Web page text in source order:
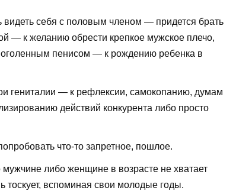
себя с половым членом — придется брать
— к желанию обрести крепкое мужское плечо,
пенисом — к рождению ребенка в
гениталии — к рефлексии, самокопанию, думам
действий конкурента либо просто
что-то запретное, пошлое.
мужчине либо женщине в возрасте не хватает
тоскует, вспоминая свои молодые годы.